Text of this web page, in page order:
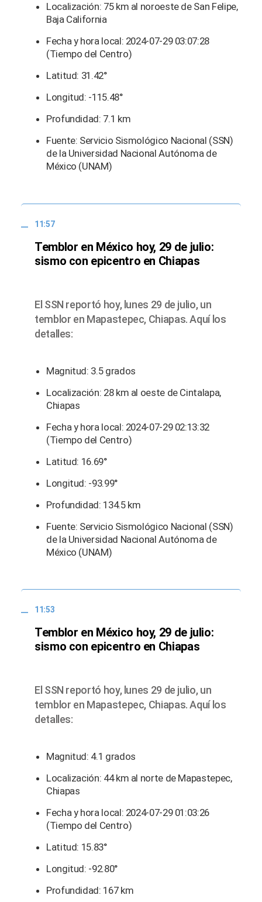
Localización: 75 km al noroeste de San Felipe,
Baja California
Fecha y hora local: 2024-07-29 03:07:28
(Tiempo del Centro)
Latitud: 31.42°
Longitud: -115.48°
Profundidad: 7.1 km
Fuente: Servicio Sismológico Nacional (SSN)
de la Universidad Nacional Autónoma de
México (UNAM)
11:57
Temblor en México hoy, 29 de julio:
sismo con epicentro en Chiapas
El SSN reportó hoy, lunes 29 de julio, un
temblor en Mapastepec, Chiapas. Aquí los
detalles:
Magnitud: 3.5 grados
Localización: 28 km al oeste de Cintalapa,
Chiapas
Fecha y hora local: 2024-07-29 02:13:32
(Tiempo del Centro)
Latitud: 16.69°
Longitud: -93.99°
Profundidad: 134.5 km
Fuente: Servicio Sismológico Nacional (SSN)
de la Universidad Nacional Autónoma de
México (UNAM)
11:53
Temblor en México hoy, 29 de julio:
sismo con epicentro en Chiapas
El SSN reportó hoy, lunes 29 de julio, un
temblor en Mapastepec, Chiapas. Aquí los
detalles:
Magnitud: 4.1 grados
Localización: 44 km al norte de Mapastepec,
Chiapas
Fecha y hora local: 2024-07-29 01:03:26
(Tiempo del Centro)
Latitud: 15.83°
Longitud: -92.80°
Profundidad: 167 km